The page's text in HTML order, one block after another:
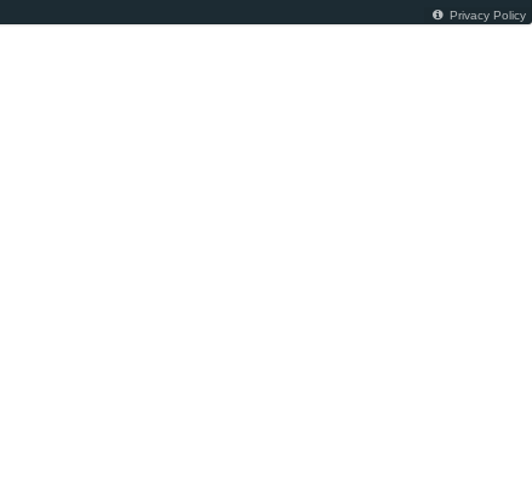
Privacy Policy